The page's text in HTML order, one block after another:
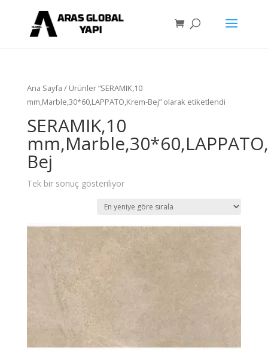
Ana Sayfa / Ürünler “SERAMIK,10
mm,Marble,30*60,LAPPATO,Krem-Bej” olarak etiketlendi
SERAMIK,10
Bej
Tek bir sonuç gösteriliyor